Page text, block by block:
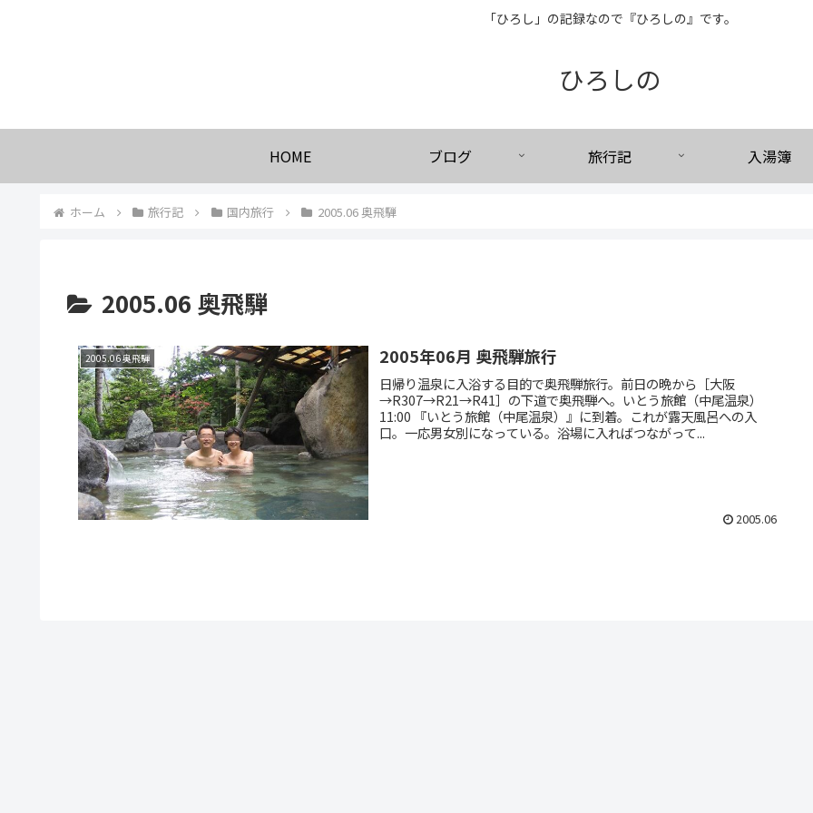
「ひろし」の記録なので『ひろしの』です。
ひろしの
HOME ブログ 旅行記 入湯簿
ホーム 旅行記 国内旅行 2005.06 奥飛騨
2005.06 奥飛騨
2005.06 奥飛騨 2005年06月 奥飛騨旅行
日帰り温泉に入浴する目的で奥飛騨旅行。前日の晩から［大阪
→R307→R21→R41］の下道で奥飛騨へ。いとう旅館（中尾温泉）
11:00 『いとう旅館（中尾温泉）』に到着。これが露天風呂への入
口。一応男女別になっている。浴場に入ればつながって...
2005.06